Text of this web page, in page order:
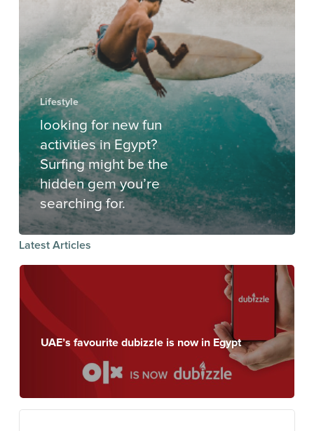
Lifestyle
looking for new fun
activities in Egypt?
Surfing might be the
hidden gem you’re
searching for.
Latest Articles
UAE’s favourite dubizzle is now in Egypt